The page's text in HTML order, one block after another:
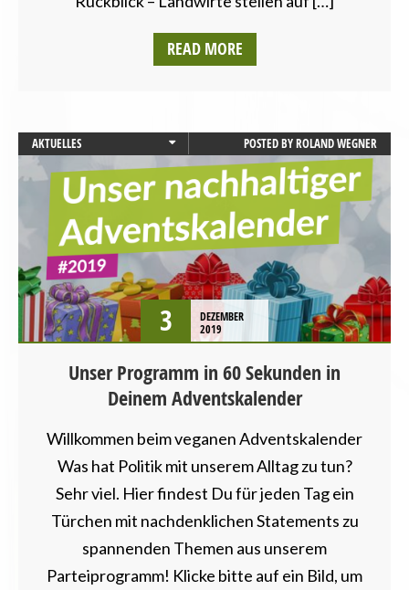
VERANSTALTUNGEN
READ MORE
AKTUELLES
BADEN-WÜRTTEMBERG
BAYERN
BERLIN
BEZIRKSAMTSWAHL
BEZIRKSWAHL
BRANDENBURG
BREMEN
BUNDESTAGSWAHL
BÜRGERSCHAFTSWAHL
HAMBURG
LANDTAGSWAHL
LANDWIRTSCHAFT
MECKLENBURG-VORPOMMERN
NIEDERSACHSEN
NORDRHEIN-WESTFALEN
POSITIONSPAPIERE
POSTED BYROLAND WEGNER
3
DEZEMBER
2019
Unser Programm in 60 Sekunden in
Deinem Adventskalender
Willkommen beim veganen Adventskalender
Was hat Politik mit unserem Alltag zu tun?
Sehr viel. Hier findest Du für jeden Tag ein
Türchen mit nachdenklichen Statements zu
spannenden Themen aus unserem
Parteiprogramm! Klicke bitte auf ein Bild, um